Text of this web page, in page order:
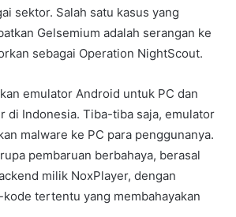
sektor. Salah satu kasus yang
Gelsemium adalah serangan ke
sebagai Operation NightScout.
emulator Android untuk PC dan
di Indonesia. Tiba-tiba saja, emulator
malware ke PC para penggunanya.
pembaruan berbahaya, berasal
milik NoxPlayer, dengan
tertentu yang membahayakan